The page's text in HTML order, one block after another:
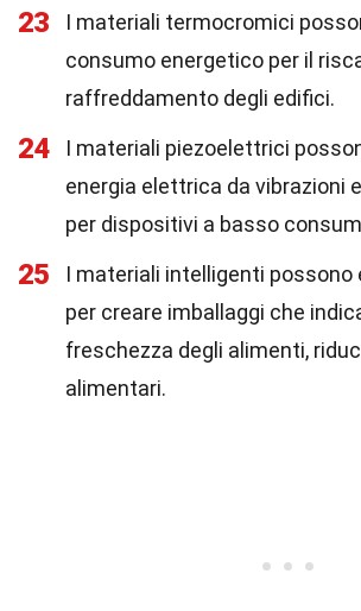
23
I materiali termocromici
consumo energetico per il
raffreddamento degli edifici.
24
I materiali piezoelettrici
energia elettrica da vibrazioni
per dispositivi a basso
25
I materiali intelligenti
per creare imballaggi che
freschezza degli alimenti,
alimentari.